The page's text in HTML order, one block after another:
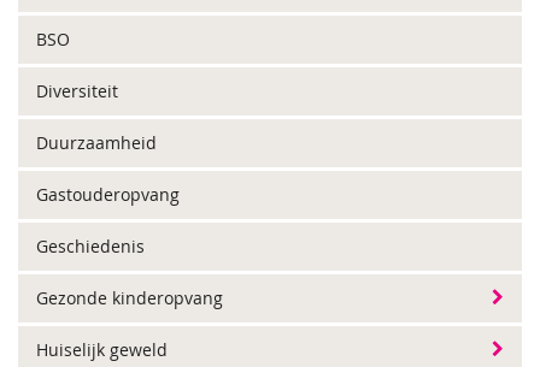
BSO
Diversiteit
Duurzaamheid
Gastouderopvang
Geschiedenis
Gezonde kinderopvang
Huiselijk geweld